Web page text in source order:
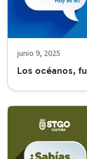
junio 9, 2025
Los océanos,